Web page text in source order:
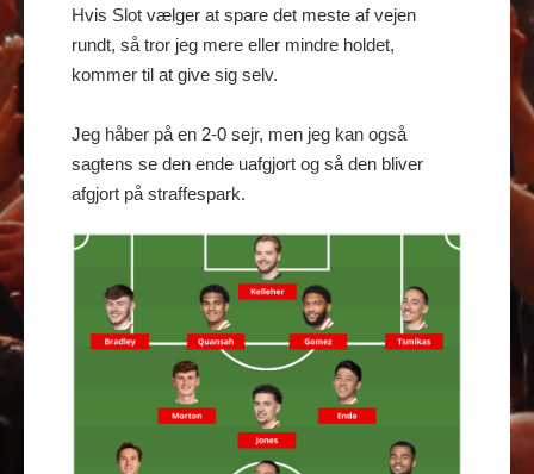
Hvis Slot vælger at spare det meste af vejen
rundt, så tror jeg mere eller mindre holdet,
kommer til at give sig selv.
Jeg håber på en 2-0 sejr, men jeg kan også
sagtens se den ende uafgjort og så den bliver
afgjort på straffespark.